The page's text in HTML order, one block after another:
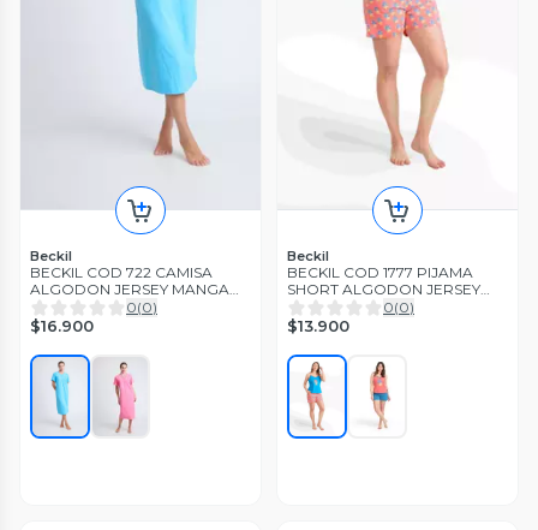
Beckil
BECKIL COD 722 CAMISA
ALGODON JERSEY MANGA
CORTA
0(0)
$16.900
Beckil
BECKIL COD 1777 PIJAMA
SHORT ALGODON JERSEY
ESTAMPADA PABILO
0(0)
$13.900